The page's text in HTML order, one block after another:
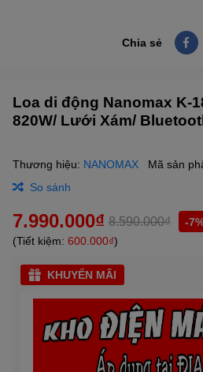
Chia sẻ
Loa di động Nanomax K-
820W/ Lưới Xám/
Thương hiệu: NANOMAX Mã sản
So sánh
7.990.000₫ 8.590.000₫
-
(Tiết kiệm: 600.000₫)
KHUYẾN MÃI